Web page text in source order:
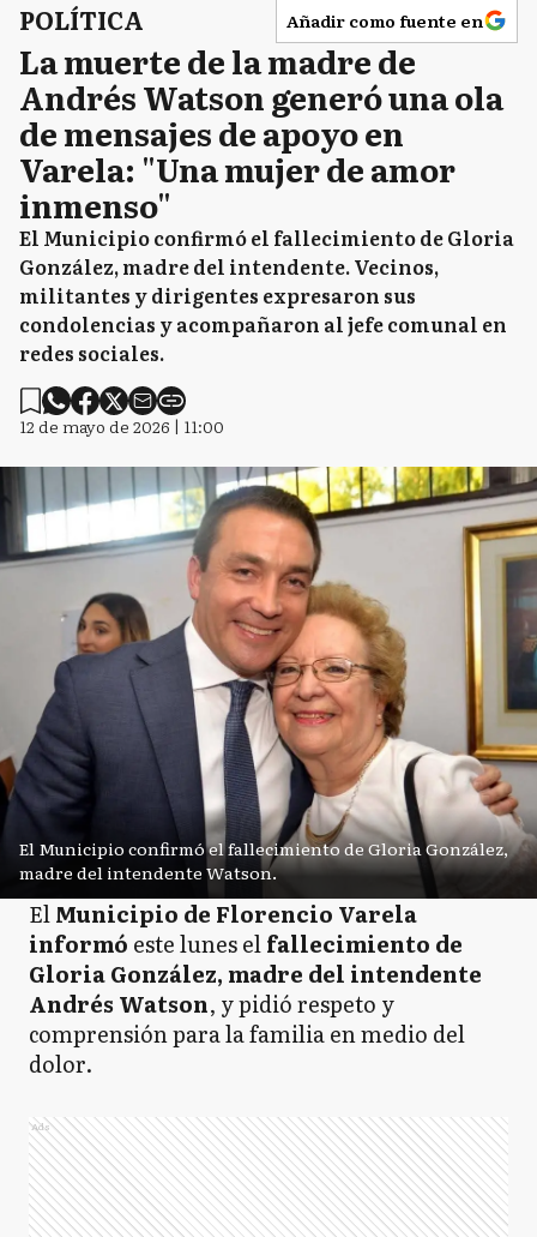
POLÍTICA Añadir como fuente en
La muerte de la madre de
Andrés Watson generó una ola
de mensajes de apoyo en
Varela: "Una mujer de amor
inmenso"
El Municipio confirmó el fallecimiento de Gloria
González, madre del intendente. Vecinos,
militantes y dirigentes expresaron sus
condolencias y acompañaron al jefe comunal en
redes sociales.
12 de mayo de 2026 | 11:00
El Municipio confirmó el fallecimiento de Gloria González,
madre del intendente Watson.
ElMunicipio de Florencio Varela
informó este lunes elfallecimiento de
Gloria González, madre del intendente
Andrés Watson, y pidió respeto y
comprensión para la familia en medio del
dolor.
Ads